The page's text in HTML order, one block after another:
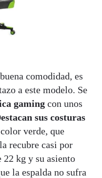
comodidad, es
a este modelo. Se
gaming con unos
sus costuras
verde, que
recubre casi por
22 kg y su asiento
la espalda no sufra